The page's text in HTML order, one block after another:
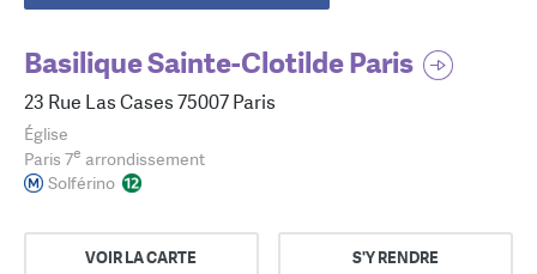
Basilique Sainte-Clotilde Paris
23 Rue Las Cases 75007 Paris
Église
Paris 7e arrondissement
Solférino
VOIR LA CARTE S'Y RENDRE